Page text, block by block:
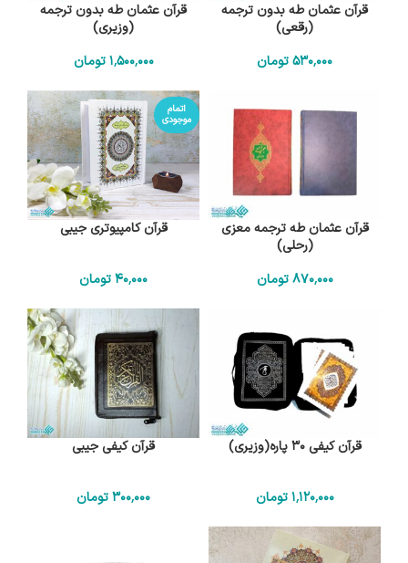
قرآن عثمان طه بدون ترجمه
(رقعی)
530٬000تومان
قرآن عثمان طه بدون ترجمه
(وزیری)
1٬500٬000 تومان
قرآن عثمان طه ترجمه معزی
(رحلی)
870٬000 تومان
اتمام
موجودی
قرآن کامپیوتری جیبی
40٬000تومان
قرآن کیفی 30 پاره(وزیری)
1٬120٬000 تومان
قرآن کیفی جیبی
300٬000تومان